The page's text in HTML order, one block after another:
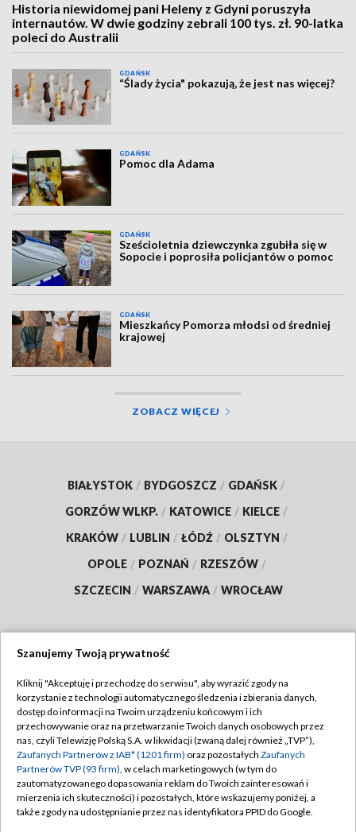
Historia niewidomej pani Heleny z Gdyni poruszyła
internautów. W dwie godziny zebrali 100 tys. zł. 90-latka
poleci do Australii
GDAŃSK
“Ślady życia" pokazują, że jest nas więcej?
GDAŃSK
Pomoc dla Adama
GDAŃSK
Sześcioletnia dziewczynka zgubiła się w
Sopocie i poprosiła policjantów o pomoc
GDAŃSK
Mieszkańcy Pomorza młodsi od średniej
krajowej
ZOBACZ WIĘCEJ
BIAŁYSTOK / BYDGOSZCZ / GDAŃSK /
GORZÓW WLKP. / KATOWICE / KIELCE /
KRAKÓW / LUBLIN / ŁÓDŹ / OLSZTYN /
OPOLE / POZNAŃ / RZESZÓW /
SZCZECIN / WARSZAWA / WROCŁAW
TVP
Abonament TVP
Emisja w TVP
Centrum informacji TVP
Naziemna Telewizja Cyfrowa
Regulamin TVP
Polityka prywatności
Moje zgody
Pomoc
Szanujemy Twoją prywatność
Kliknij "Akceptuję i przechodzę do serwisu", aby wyrazić zgody na
korzystanie z technologii automatycznego śledzenia i zbierania danych,
dostęp do informacji na Twoim urządzeniu końcowym i ich
przechowywanie oraz na przetwarzanie Twoich danych osobowych przez
nas, czyli Telewizję Polską S.A. w likwidacji (zwaną dalej również „TVP”),
Zaufanych Partnerów z IAB* (1201 firm) oraz pozostałych Zaufanych
Partnerów TVP (93 firm), w celach marketingowych (w tym do
zautomatyzowanego dopasowania reklam do Twoich zainteresowań i
mierzenia ich skuteczności) i pozostałych, które wskazujemy poniżej, a
także zgody na udostępnianie przez nas identyfikatora PPID do Google.